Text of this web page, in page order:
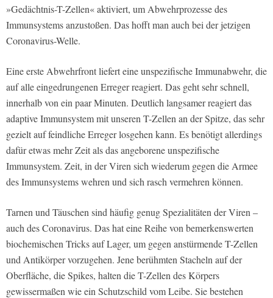
»Gedächtnis-T-Zellen« aktiviert, um Abwehrprozesse des
Immunsystems anzustoßen. Das hofft man auch bei der jetzigen
Coronavirus-Welle.
Eine erste Abwehrfront liefert eine unspezifische Immunabwehr, die
auf alle eingedrungenen Erreger reagiert. Das geht sehr schnell,
innerhalb von ein paar Minuten. Deutlich langsamer reagiert das
adaptive Immunsystem mit unseren T-Zellen an der Spitze, das sehr
gezielt auf feindliche Erreger losgehen kann. Es benötigt allerdings
dafür etwas mehr Zeit als das angeborene unspezifische
Immunsystem. Zeit, in der Viren sich wiederum gegen die Armee
des Immunsystems wehren und sich rasch vermehren können.
Tarnen und Täuschen sind häufig genug Spezialitäten der Viren –
auch des Coronavirus. Das hat eine Reihe von bemerkenswerten
biochemischen Tricks auf Lager, um gegen anstürmende T-Zellen
und Antikörper vorzugehen. Jene berühmten Stacheln auf der
Oberfläche, die Spikes, halten die T-Zellen des Körpers
gewissermaßen wie ein Schutzschild vom Leibe. Sie bestehen